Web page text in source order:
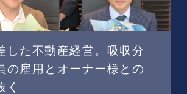
した不動産経営。吸収分
の雇用とオーナー様との
く